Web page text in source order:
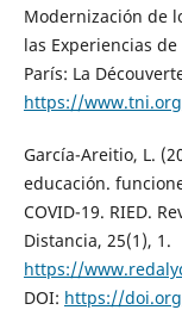
Modernización de
las Experiencias
París: La
https://
García-Areitio, L.
educación.
COVID-19. RIED.
Distancia, 25(1), 1.
https://
DOI: https://